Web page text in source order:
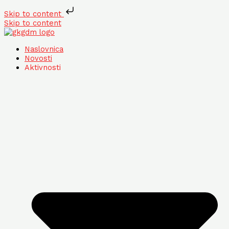
Skip to content
Skip to content
Naslovnica
Novosti
Aktivnosti